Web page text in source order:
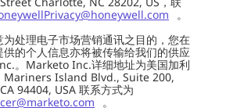
。
为处理电子市场营销通讯之目的，您在
供的个人信息亦将被传输给我们的供应
。Marketo Inc.详细地址为美国加利
Mariners Island Blvd., Suite 200,
94404, USA 联系方式为
。